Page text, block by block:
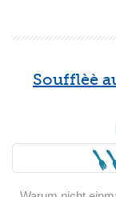
Soufflèè